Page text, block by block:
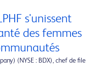
s'unissent
des femmes
(NYSE : BDX), chef de file